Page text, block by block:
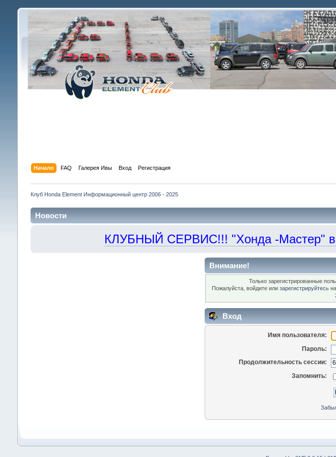
Начало FAQ Галерея Ивы Вход Регистрация
Клуб Honda Element Информационный центр 2006 - 2025
Новости
КЛУБНЫЙ СЕРВИС!!! "Хонда -Мастер"
Внимание!
Только зарегистрированные
Пожалуйста, войдите илизарегистрируйтесь
Вход
Имя пользователя:
Пароль:
Продолжительность сессии:
Запомнить: